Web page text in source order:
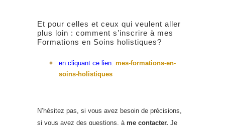
Et pour celles et ceux qui veulent aller
plus loin : comment s’inscrire à mes
Formations en Soins holistiques?
en cliquant ce lien: mes-formations-en-
soins-holistiques
N’hésitez pas, si vous avez besoin de précisions,
si vous avez des questions, à me contacter. Je